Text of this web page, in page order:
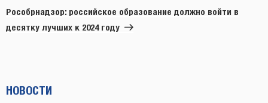
запись
Рособрнадзор: российское образование должно войти в
десятку лучших к 2024 году
НОВОСТИ